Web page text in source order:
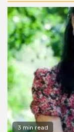
3 min read